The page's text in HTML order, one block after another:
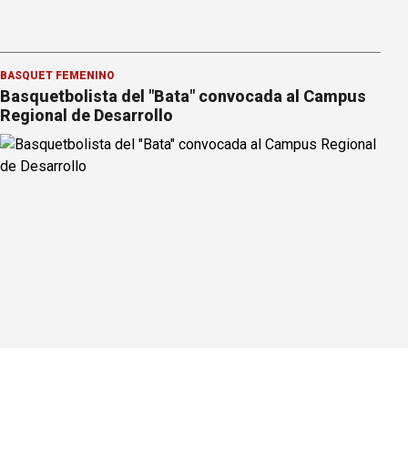
BÁSQUET FEMENINO
Basquetbolista del "Bata" convocada al Campus
Regional de Desarrollo